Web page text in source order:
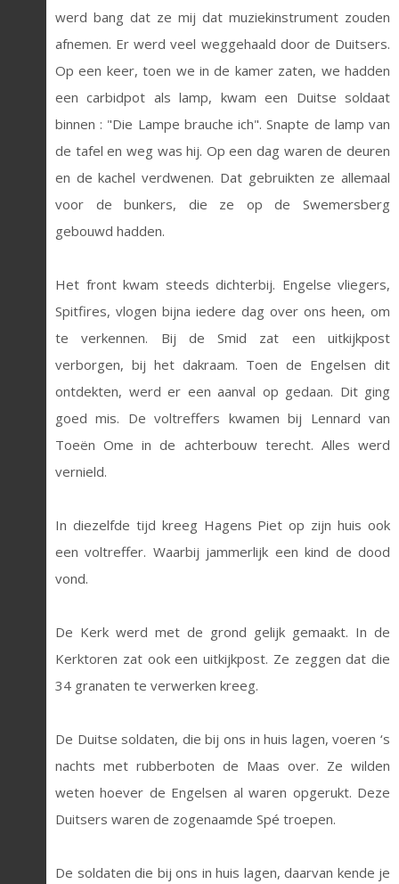
werd bang dat ze mij dat muziekinstrument zouden
afnemen. Er werd veel weggehaald door de Duitsers.
Op een keer, toen we in de kamer zaten, we hadden
een carbidpot als lamp, kwam een Duitse soldaat
binnen : "Die Lampe brauche ich". Snapte de lamp van
de tafel en weg was hij. Op een dag waren de deuren
en de kachel verdwenen. Dat gebruikten ze allemaal
voor de bunkers, die ze op de Swemersberg
gebouwd hadden.
Het front kwam steeds dichterbij. Engelse vliegers,
Spitfires, vlogen bijna iedere dag over ons heen, om
te verkennen. Bij de Smid zat een uitkijkpost
verborgen, bij het dakraam. Toen de Engelsen dit
ontdekten, werd er een aanval op gedaan. Dit ging
goed mis. De voltreffers kwamen bij Lennard van
Toeën Ome in de achterbouw terecht. Alles werd
vernield.
In diezelfde tijd kreeg Hagens Piet op zijn huis ook
een voltreffer. Waarbij jammerlijk een kind de dood
vond.
De Kerk werd met de grond gelijk gemaakt. In de
Kerktoren zat ook een uitkijkpost. Ze zeggen dat die
34 granaten te verwerken kreeg.
De Duitse soldaten, die bij ons in huis lagen, voeren ‘s
nachts met rubberboten de Maas over. Ze wilden
weten hoever de Engelsen al waren opgerukt. Deze
Duitsers waren de zogenaamde Spé troepen.
De soldaten die bij ons in huis lagen, daarvan kende je